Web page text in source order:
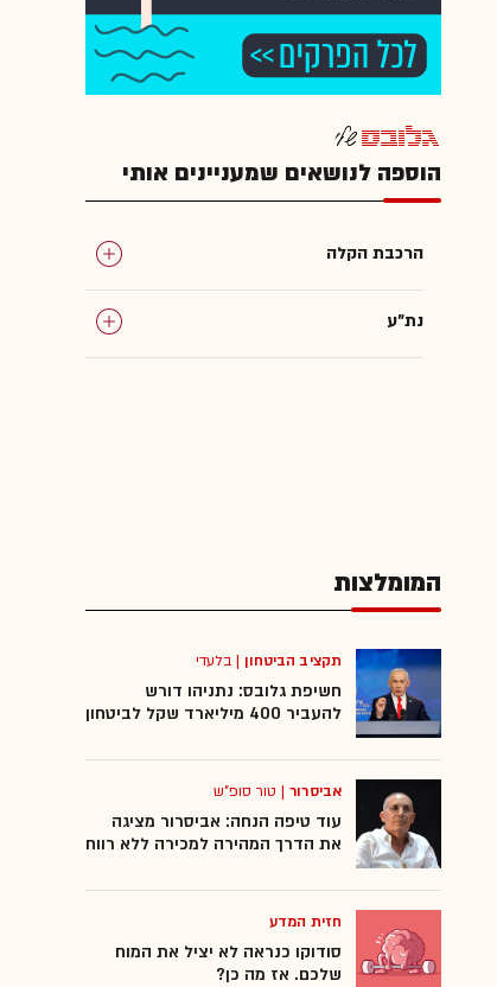
הוספה לנושאים שמעניינים אותי
הרכבת הקלה
נת"ע
המומלצות
תקציב הביטחון |בלעדי
חשיפת גלובס: נתניהו דורש
להעביר 400 מיליארד שקל לביטחון
אביסרור| טור סופ"ש
עוד טיפה הנחה: אביסרור מציגה
את הדרך המהירה למכירה ללא רווח
חזית המדע
סודוקו כנראה לא יציל את המוח
שלכם. אז מה כן?